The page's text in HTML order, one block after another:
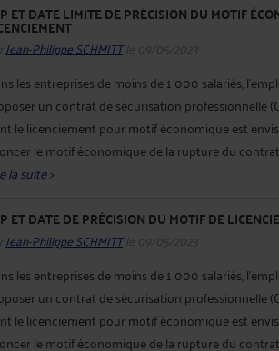
ET DATE LIMITE DE PRÉCISION DU MOTIF
Jean-Philippe SCHMITTle 09/05/2023
les entreprises de moins de 1 000 salariés,
un contrat de sécurisation professionnelle
le licenciement pour motif économique est
le motif économique de la rupture du
la suite >
ET DATE DE PRÉCISION DU MOTIF DE
Jean-Philippe SCHMITTle 09/05/2023
les entreprises de moins de 1 000 salariés,
un contrat de sécurisation professionnelle
le licenciement pour motif économique est
le motif économique de la rupture du